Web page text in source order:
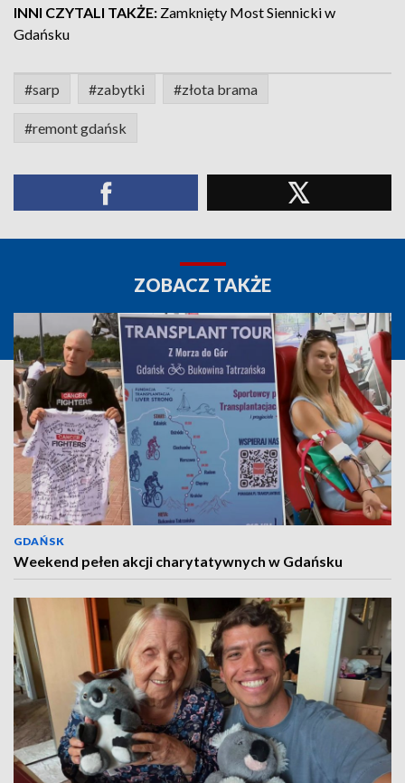
INNI CZYTALI TAKŻE: Zamknięty Most Siennicki w
Gdańsku
#sarp #zabytki #złota brama
#remont gdańsk
ZOBACZ TAKŻE
GDAŃSK
Weekend pełen akcji charytatywnych w Gdańsku